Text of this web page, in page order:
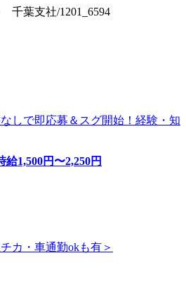
千葉支社/1201_6594
しで即応募＆スグ開始！経験・知
給1,500円〜2,250円
カ・車通勤okも有＞